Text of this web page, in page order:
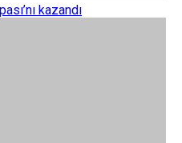
kazandı